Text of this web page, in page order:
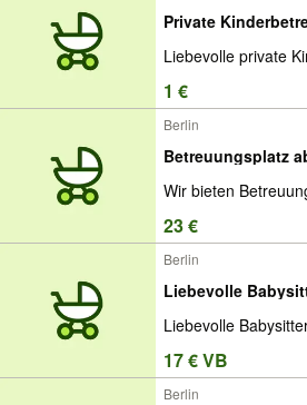
Private
Liebevolle private
1 €
Berlin
Betreuungsplatz
Wir bieten
23 €
Berlin
Liebevolle
Liebevolle
17 € VB
Berlin